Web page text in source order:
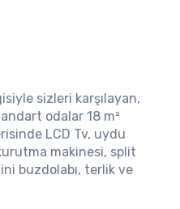
sizleri karşılayan,
odalar 18 m²
LCD Tv, uydu
makinesi, split
buzdolabı, terlik ve